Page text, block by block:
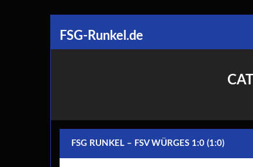
FSG-Runkel.de
FSG RUNKEL – FSV WÜRGES 1:0 (1:0)